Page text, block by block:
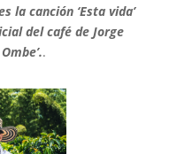
la canción ‘Esta vida’
del café de Jorge
.